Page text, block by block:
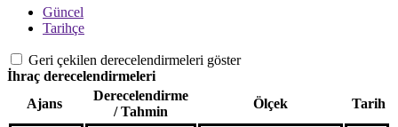
Güncel
Tarihçe
Geri çekilen derecelendirmeleri göster
İhraç derecelendirmeleri
Ajans
Derecelendirme
/ Tahmin
Ölçek Tarih